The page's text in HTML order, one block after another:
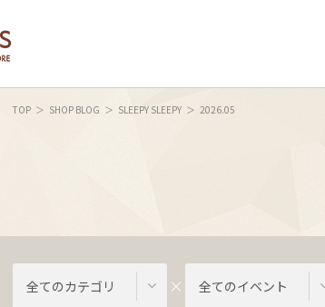
TOP SHOP BLOG SLEEPY SLEEPY 2026.05
全てのカテゴリ 全てのイベント